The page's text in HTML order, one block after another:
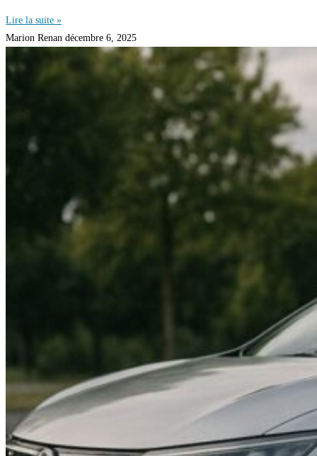
Lire la suite »
Marion Renan décembre 6, 2025